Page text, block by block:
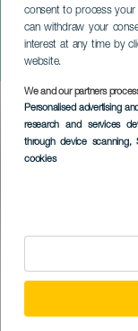
consent to process your
can withdraw your
interest at any time by
website.
We and our partners
Personalised advertising
research and services
through device scanning,
cookies
GRAN
Imagen
Listado
TOTEUTUNUT